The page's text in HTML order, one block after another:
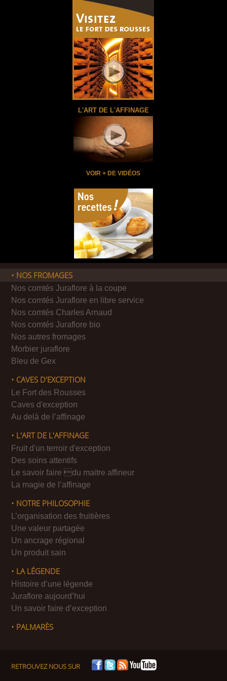
UN PRODUIT SAIN
HISTOIRE D’UNE LÉGENDE
JURAFLORE AUJOURD’HUI
UN SAVOIR FAIRE D’EXCEPTION
L'ART DE L'AFFINAGE
VOIR + DE VIDÉOS
• NOS FROMAGES
Nos comtés Juraflore à la coupe
Nos comtés Juraflore en libre service
Nos comtés Charles Arnaud
Nos comtés Juraflore bio
Nos autres fromages
Morbier juraflore
Bleu de Gex
• CAVES D'EXCEPTION
Le Fort des Rousses
Caves d'exception
Au delà de l’affinage
• L'ART DE L'AFFINAGE
Fruit d'un terroir d'exception
Des soins attentifs
Le savoir faire du maitre affineur
La magie de l’affinage
• NOTRE PHILOSOPHIE
L’organisation des fruitières
Une valeur partagée
Un ancrage régional
Un produit sain
• LA LÉGENDE
Histoire d’une légende
Juraflore aujourd’hui
Un savoir faire d’exception
• PALMARÈS
RETROUVEZ NOUS SUR